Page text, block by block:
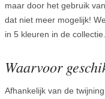
maar door het gebruik
dat niet meer mogelijk!
in 5 kleuren in de
Waarvoor
Afhankelijk van de